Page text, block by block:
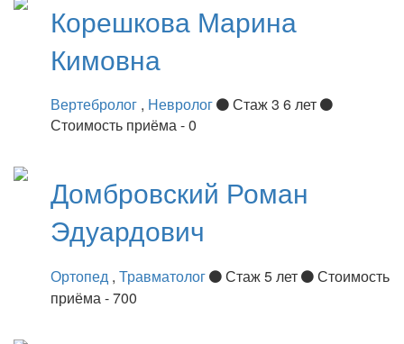
Корешкова Марина
Кимовна
Вертебролог , Невролог
Стаж 3 6 лет
Стоимость приёма - 0
Домбровский Роман
Эдуардович
Ортопед , Травматолог Стаж 5 лет
Стоимость
приёма - 700